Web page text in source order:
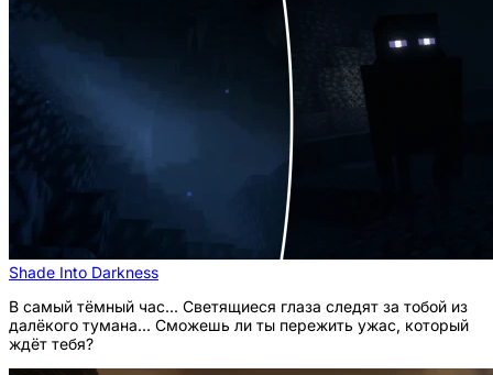
Shade Into Darkness
В самый тёмный час... Светящиеся глаза следят за тобой из
далёкого тумана... Сможешь ли ты пережить ужас, который
ждёт тебя?